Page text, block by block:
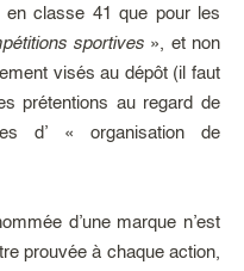
en classe 41 que pour les
sportives », et non
visés au dépôt (il faut
prétentions au regard de
d’ « organisation de
d’une marque n’est
prouvée à chaque action,